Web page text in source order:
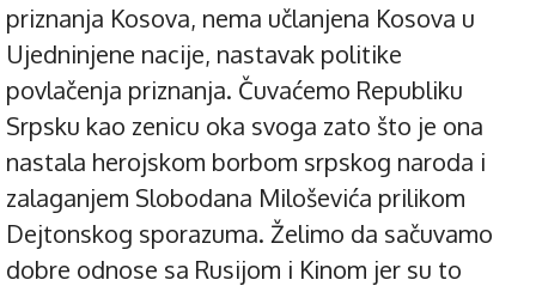
priznanja Kosova, nema učlanjena Kosova u
Ujedninjene nacije, nastavak politike
povlačenja priznanja. Čuvaćemo Republiku
Srpsku kao zenicu oka svoga zato što je ona
nastala herojskom borbom srpskog naroda i
zalaganjem Slobodana Miloševića prilikom
Dejtonskog sporazuma. Želimo da sačuvamo
dobre odnose sa Rusijom i Kinom jer su to